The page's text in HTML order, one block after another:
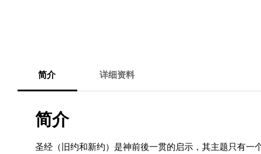
简介 详细资料
简介
圣经（旧约和新约）是神前後一贯的启示，其主题只有一